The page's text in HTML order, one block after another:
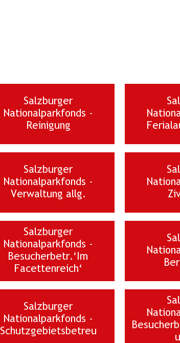
Salzburger
Nationalparkfonds -
Reinigung
Salzburger
Nationalparkfonds -
Verwaltung allg.
Salzburger
Nationalparkfonds -
Besucherbetr.‘Im
Facettenreich‘
Salzburger
Nationalparkfonds -
Schutzgebietsbetreu